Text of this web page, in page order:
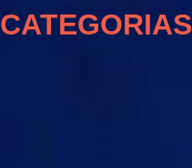
CATEGORIAS